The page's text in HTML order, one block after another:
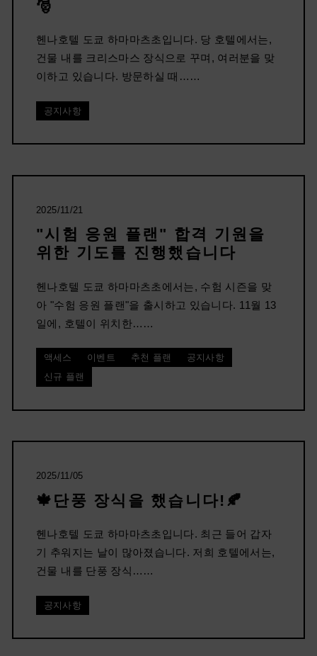
🎅
헨나호텔 도쿄 하마마츠초입니다. 당 호텔에서는,
건물 내를 크리스마스 장식으로 꾸며, 여러분을 맞
이하고 있습니다. 방문하실 때……
공지사항
2025/11/21
"시험 응원 플랜" 합격 기원을
위한 기도를 진행했습니다
헨나호텔 도쿄 하마마츠초에서는, 수험 시즌을 맞
아 "수험 응원 플랜"을 출시하고 있습니다. 11월 13
일에, 호텔이 위치한……
액세스 이벤트 추천 플랜
공지사항
신규 플랜
2025/11/05
🍁단풍 장식을 했습니다!🍂
헨나호텔 도쿄 하마마츠초입니다. 최근 들어 갑자
기 추워지는 날이 많아졌습니다. 저희 호텔에서는,
건물 내를 단풍 장식……
공지사항